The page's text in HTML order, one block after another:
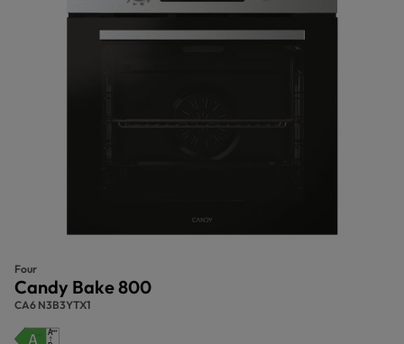
Four
Candy Bake 800
CA6 N3B3YTX1